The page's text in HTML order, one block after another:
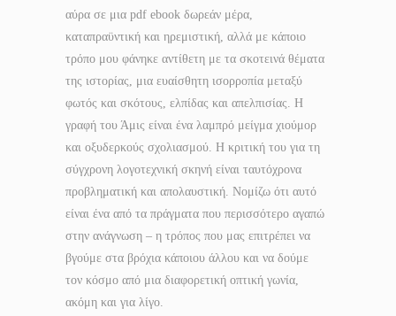
αύρα σε μια pdf ebook δωρεάν μέρα,
καταπραϋντική και ηρεμιστική, αλλά με κάποιο
τρόπο μου φάνηκε αντίθετη με τα σκοτεινά θέματα
της ιστορίας, μια ευαίσθητη ισορροπία μεταξύ
φωτός και σκότους, ελπίδας και απελπισίας. Η
γραφή του Άμις είναι ένα λαμπρό μείγμα χιούμορ
και οξυδερκούς σχολιασμού. Η κριτική του για τη
σύγχρονη λογοτεχνική σκηνή είναι ταυτόχρονα
προβληματική και απολαυστική. Νομίζω ότι αυτό
είναι ένα από τα πράγματα που περισσότερο αγαπώ
στην ανάγνωση – η τρόπος που μας επιτρέπει να
βγούμε στα βρόχια κάποιου άλλου και να δούμε
τον κόσμο από μια διαφορετική οπτική γωνία,
ακόμη και για λίγο.